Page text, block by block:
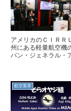
アメリカのＣＩＲＲ
州にある軽量航空機
パン・ジェネラル・
航空業界